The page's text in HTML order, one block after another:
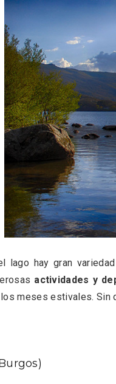
lago hay gran
actividades y
meses estivales. Sin
del Árbol de
ganchillo de
Roa